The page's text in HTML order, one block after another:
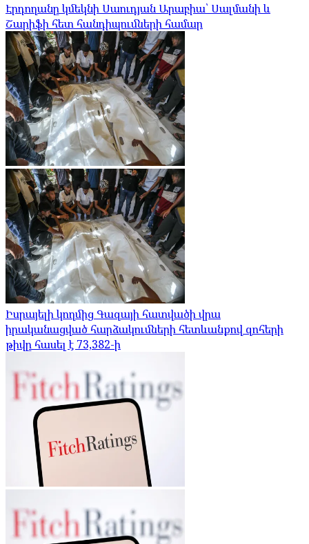
Էրդողանը կմեկնի Սաուդյան Արաբիա՝ Սալմանի և
Շարիֆի հետ հանդիպումների համար
Իսրայելի կողմից Գազայի հատվածի վրա
իրականացված հարձակումների հետևանքով զոհերի
թիվը հասել է 73,382-ի